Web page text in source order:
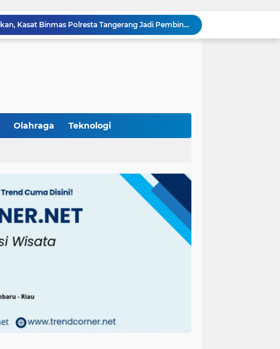
Polisi Peduli Pendidikan, Kasat Binmas Polresta Tangerang Jadi Pembina Upacara di SMA IT Smart Syahida Cikupa
Aiptu Budiansyah Perkuat Siskamling Bersama Warga, Polsek Cikupa Tingkatkan Sinergi Jaga Kamtibmas
Kanit Lantas Polsek Cikupa Pimpin Patroli KRYD, Antisipasi Gangguan Kamtibmas di Sejumlah Titik Rawan
Olahraga Teknologi